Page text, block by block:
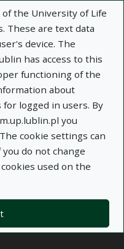
the University of Life
These are text data
device. The
has access to this
functioning of the
about
logged in users. By
you
cookie settings can
do not change
used on the
×
Notes
pomiędzy stężeniem
sterydowych i
Universitatis Mariae
Sectio DD, Medicina